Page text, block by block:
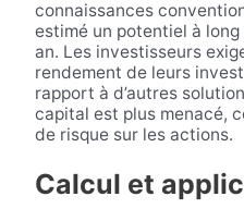
connaissances
estimé un potentiel à long
an. Les investisseurs
rendement de leurs
rapport à d’autres
capital est plus menacé,
de risque sur les actions.
Calcul et